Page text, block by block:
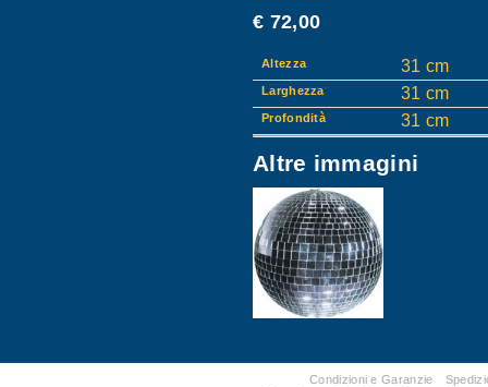
€ 72,00
Altezza 31 cm
Larghezza 31 cm
Profondità 31 cm
Altre immagini
Condizioni e Garanzie